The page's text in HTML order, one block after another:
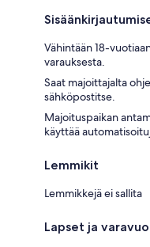
Vähintään 18-
varauksesta.
Saat majoittajalta
sähköpostitse.
Majoituspaikan
käyttää
Lemmikit
Lemmikkejä ei sallita
Lapset ja